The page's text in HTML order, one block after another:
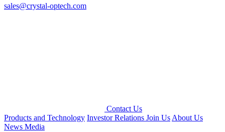
sales@crystal-optech.com
Contact Us
Products and Technology Investor Relations Join Us About Us
News Media